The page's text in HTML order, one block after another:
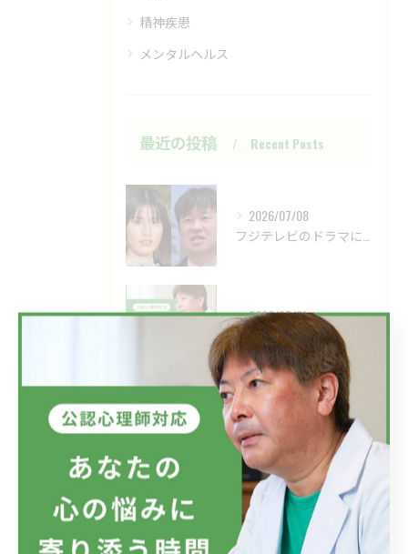
精神疾患
メンタルヘルス
最近の投稿 Recent Posts
2026/07/08
2026/07/01
新しい視点の大切さ。
2026/06/24
目の前の現実、見直してみませんか？